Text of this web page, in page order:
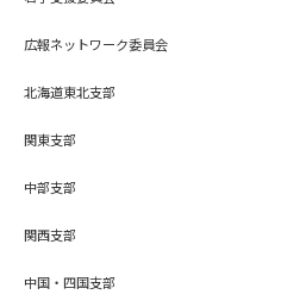
広報ネットワーク委員会
北海道東北支部
関東支部
中部支部
関西支部
中国・四国支部